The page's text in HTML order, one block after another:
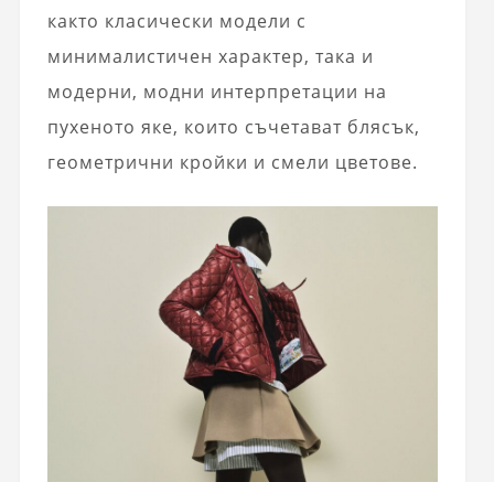
както класически модели с
минималистичен характер, така и
модерни, модни интерпретации на
пухеното яке, които съчетават блясък,
геометрични кройки и смели цветове.